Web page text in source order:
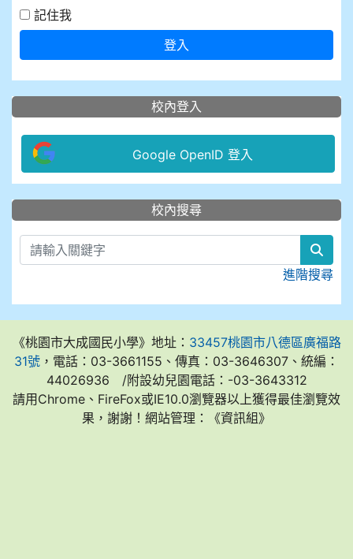
記住我
登入
校內登入
Google OpenID 登入
::: 校內搜尋
進階搜尋
《桃園市大成國民小學》地址： 33457桃園市八德區廣福路
31號 ，電話：03-3661155、傳真：03-3646307、統編：
44026936 /附設幼兒園電話：-03-3643312
請用Chrome、FireFox或IE10.0瀏覽器以上獲得最佳瀏覽效
果，謝謝！網站管理：《資訊組》